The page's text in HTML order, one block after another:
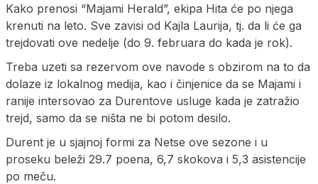
Kako prenosi “Majami Herald”, ekipa Hita će po njega
krenuti na leto. Sve zavisi od Kajla Laurija, tj. da li će ga
trejdovati ove nedelje (do 9. februara do kada je rok).
Treba uzeti sa rezervom ove navode s obzirom na to da
dolaze iz lokalnog medija, kao i činjenice da se Majami i
ranije intersovao za Durentove usluge kada je zatražio
trejd, samo da se ništa ne bi potom desilo.
Durent je u sjajnoj formi za Netse ove sezone i u
proseku beleži 29.7 poena, 6,7 skokova i 5,3 asistencije
po meču.